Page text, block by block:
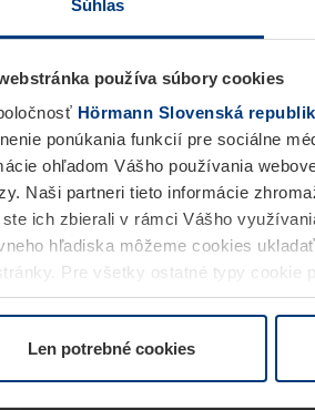
Súhlas
používa súbory cookies
Hörmann Slovenská
ponúkania funkcií pre sociálne
ohľadom Vášho používania
Naši partneri tieto informácie
ste ich zbierali v rámci Vášho
hľadiska môžeme cookies
Pre všetky ostatné typy cookie
odvolať vo vysvetlení cookie na
Len potrebné cookies